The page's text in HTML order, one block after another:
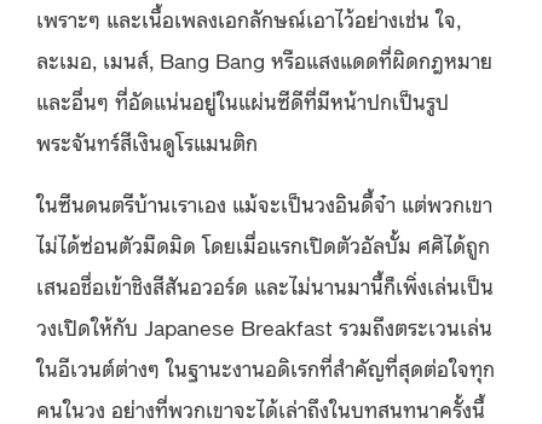
เพราะๆ และเนื้อเพลงเอกลักษณ์เอาไว้อย่างเช่น ใจ,
ละเมอ, เมนส์, Bang Bang หรือแสงแดดที่ผิดกฎหมาย
และอื่นๆ ที่อัดแน่นอยู่ในแผ่นซีดีที่มีหน้าปกเป็นรูป
พระจันทร์สีเงินดูโรแมนติก
ในซีนดนตรีบ้านเราเอง แม้จะเป็นวงอินดี้จ๋า แต่พวกเขา
ไม่ได้ซ่อนตัวมืดมิด โดยเมื่อแรกเปิดตัวอัลบั้ม ศศิได้ถูก
เสนอชื่อเข้าชิงสีสันอวอร์ด และไม่นานมานี้ก็เพิ่งเล่นเป็น
วงเปิดให้กับ Japanese Breakfast รวมถึงตระเวนเล่น
ในอีเวนต์ต่างๆ ในฐานะงานอดิเรกที่สำคัญที่สุดต่อใจทุก
คนในวง อย่างที่พวกเขาจะได้เล่าถึงในบทสนทนาครั้งนี้